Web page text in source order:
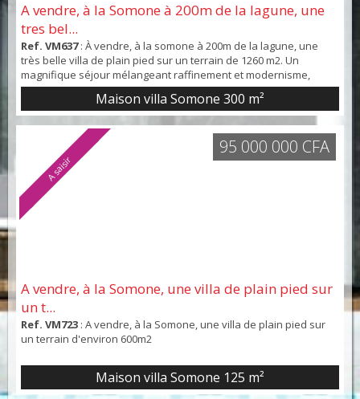
A vendre, à la Somone à 200m de la lagune, une
tres bel...
Ref. VM637: À vendre, à la somone à 200m de la lagune, une
très belle villa de plain pied sur un terrain de 1260 m2. Un
magnifique séjour mélangeant raffinement et modernisme,
comprenant un espace salon, la pièce centrale, une cuisine
américaine aménagée et équipée des dernières technologies
avec un îlot central dînatoire et un espace salle à manger. Un
WC visiteur, qu’âtres chambres avec chacune sa...
Maison villa Somone 300 m²
A saisir
A vendre, à la Somone, une villa de plain pied sur
un t...
Ref. VM723 : A vendre, à la Somone, une villa de plain pied sur
un terrain d'environ 600m2
Maison villa Somone 125 m²
95 000 000 CFA